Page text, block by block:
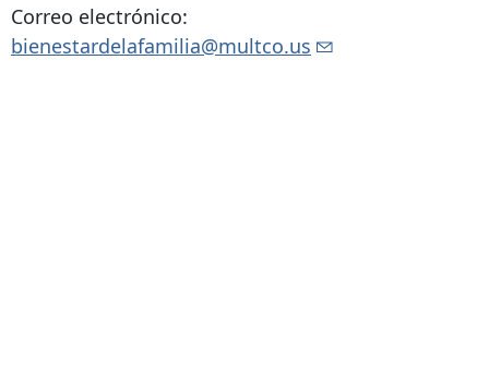
Correo electrónico:
bienestardelafamilia@multco.us